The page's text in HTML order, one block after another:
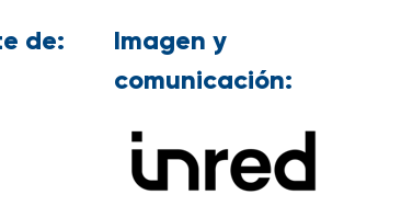
de:
Imagen y
comunicación: